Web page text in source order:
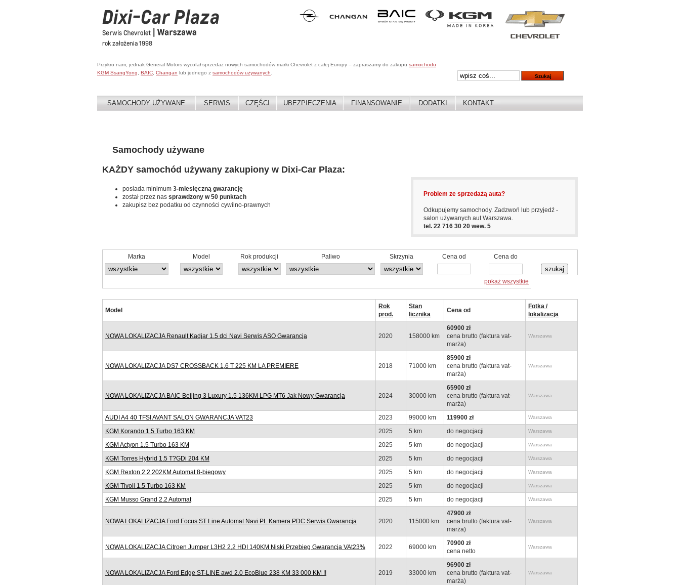
Przykro nam, jednak General Motors wycofał sprzedaż nowych samochodów marki Chevrolet z całej Europy – zapraszamy do zakupu samochodu
KGM SsangYong
BAIC Changan lub jednego z samochodów używanych
SAMOCHODY UŻYWANE SERWIS CZĘŚCI UBEZPIECZENIA FINANSOWANIE DODATKI KONTAKT
Samochody używane
Problem ze sprzedażą auta?
Odkupujemy samochody. Zadzwoń lub przyjedź -
salon używanych aut Warszawa.
tel. 22 716 30 20 wew. 5
KAŻDY samochód używany zakupiony w Dixi-Car Plaza:
posiada minimum 3-miesięczną gwarancję
został przez nas sprawdzony w 50 punktach
zakupisz bez podatku od czynności cywilno-prawnych
Marka Model Rok produkcji Paliwo Skrzynia Cena od Cena do
pokaż wszystkie
Model
Rok
prod.
Stan
licznika
Cena od
Fotka /
lokalizacja
NOWA LOKALIZACJA Renault Kadjar 1.5 dci Navi Serwis ASO Gwarancja 2020 158000 km
60900 zł
cena brutto (faktura vat-
marża)
Warszawa
NOWA LOKALIZACJA DS7 CROSSBACK 1,6 T 225 KM LA PREMIERE 2018 71000 km
85900 zł
cena brutto (faktura vat-
marża)
Warszawa
NOWA LOKALIZACJA BAIC Beijing 3 Luxury 1.5 136KM LPG MT6 Jak Nowy Gwarancja 2024 30000 km
65900 zł
cena brutto (faktura vat-
marża)
Warszawa
AUDI A4 40 TFSI AVANT SALON GWARANCJA VAT23 2023 99000 km 119900 zł Warszawa
KGM Korando 1.5 Turbo 163 KM 2025 5 km do negocjacji Warszawa
KGM Actyon 1.5 Turbo 163 KM 2025 5 km do negocjacji Warszawa
KGM Torres Hybrid 1.5 T?GDi 204 KM 2025 5 km do negocjacji Warszawa
KGM Rexton 2.2 202KM Automat 8-biegowy 2025 5 km do negocjacji Warszawa
KGM Tivoli 1.5 Turbo 163 KM 2025 5 km do negocjacji Warszawa
KGM Musso Grand 2.2 Automat 2025 5 km do negocjacji Warszawa
NOWA LOKALIZACJA Ford Focus ST Line Automat Navi PL Kamera PDC Serwis Gwarancja 2020 115000 km
47900 zł
cena brutto (faktura vat-
marża)
Warszawa
NOWA LOKALIZACJA Citroen Jumper L3H2 2,2 HDI 140KM Niski Przebieg Gwarancja VAt23% 2022 69000 km
70900 zł
cena netto
Warszawa
NOWA LOKALIZACJA Ford Edge ST-LINE awd 2.0 EcoBlue 238 KM 33 000 KM !! 2019 33000 km
96900 zł
cena brutto (faktura vat-
marża)
Warszawa